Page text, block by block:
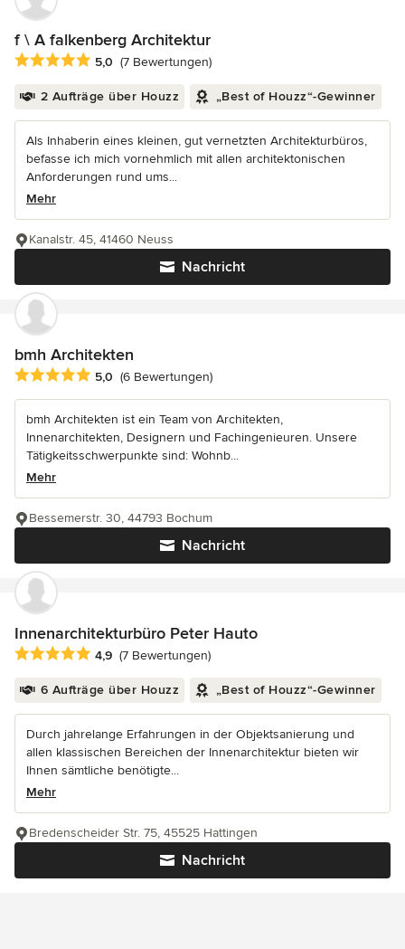
f \ A falkenberg Architektur
Durchschnittliche Bewertung: 5 von 5 Sternen
5,0 (7 Bewertungen)
2 Aufträge über Houzz „Best of Houzz“-Gewinner
Als Inhaberin eines kleinen, gut vernetzten Architekturbüros,
befasse ich mich vornehmlich mit allen architektonischen
Anforderungen rund ums...
Mehr
Nachricht
Kanalstr. 45, 41460 Neuss
bmh Architekten
Durchschnittliche Bewertung: 5 von 5 Sternen
5,0 (6 Bewertungen)
bmh Architekten ist ein Team von Architekten,
Innenarchitekten, Designern und Fachingenieuren. Unsere
Tätigkeitsschwerpunkte sind: Wohnb...
Mehr
Nachricht
Bessemerstr. 30, 44793 Bochum
Innenarchitekturbüro Peter Hauto
Durchschnittliche Bewertung: 4.9 von 5 Sternen
4,9 (7 Bewertungen)
6 Aufträge über Houzz „Best of Houzz“-Gewinner
Durch jahrelange Erfahrungen in der Objektsanierung und
allen klassischen Bereichen der Innenarchitektur bieten wir
Ihnen sämtliche benötigte...
Mehr
Nachricht
Bredenscheider Str. 75, 45525 Hattingen